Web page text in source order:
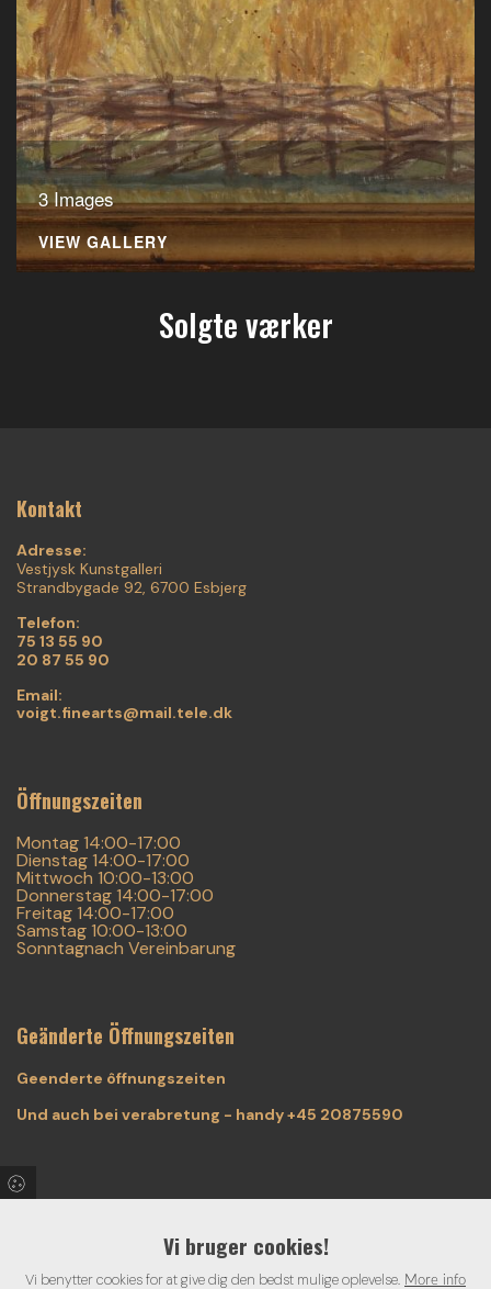
3 Images
VIEW GALLERY
Solgte værker
Kontakt
Adresse:
Vestjysk Kunstgalleri
Strandbygade 92, 6700 Esbjerg
Telefon:
75 13 55 90
20 87 55 90
Email:
voigt.finearts@mail.tele.dk
Öffnungszeiten
Montag 14:00-17:00
Dienstag 14:00-17:00
Mittwoch 10:00-13:00
Donnerstag 14:00-17:00
Freitag 14:00-17:00
Samstag 10:00-13:00
Sonntagnach Vereinbarung
Geänderte Öffnungszeiten
Geenderte ôffnungszeiten
Und auch bei verabretung - handy +45 20875590
Folgen Sie unseren aktuellen Aktivitäten, Wettbewerbe und
günstige angebote. "Like" uns - und Sie kriegen aktuelles
Vi bruger cookies!
Vi benytter cookies for at give dig den bedst mulige oplevelse. More info